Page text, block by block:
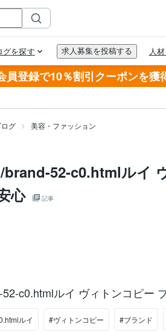
員登録で10％割引クーポンを獲
グ 美容・ファッション
52-c0.htmlルイ
心
記事
c0.htmlルイ ヴィトンコピー
ルイ #ヴィトンコピー #ブランド